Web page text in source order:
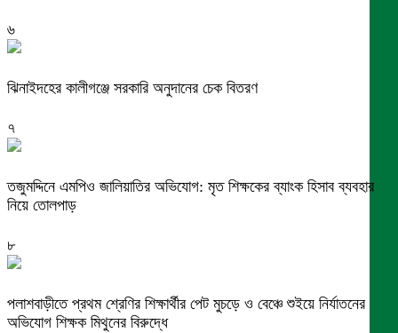
৬
ঝিনাইদহের কালীগঞ্জে সরকারি অনুদানের চেক বিতরণ
৭
তজুমদ্দিনে এমপিও জালিয়াতির অভিযোগ: মৃত শিক্ষকের ব্যাংক হিসাব ব্যবহার
নিয়ে তোলপাড়
৮
পলাশবাড়ীতে প্রথম শ্রেণির শিক্ষার্থীর পেট মুচড়ে ও বেঞ্চে শুইয়ে নির্যাতনের
অভিযোগ শিক্ষক মিথুনের বিরুদ্ধে